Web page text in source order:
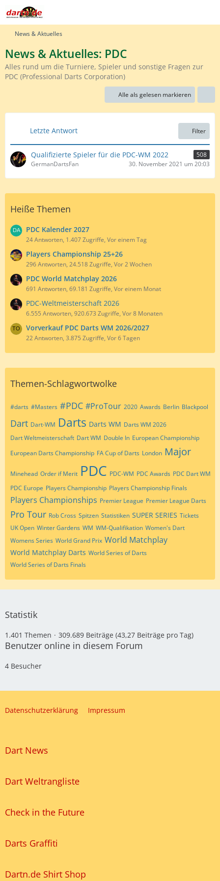
News & Aktuelles
News & Aktuelles: PDC
Alles rund um die Turniere, Spieler und sonstige Fragen zur
PDC (Professional Darts Corporation)
Alle als gelesen markieren
Letzte Antwort Filter
Qualifizierte Spieler für die PDC-WM 2022
508
GermanDartsFan
30. November 2021 um 20:03
Heiße Themen
PDC Kalender 2027
24 Antworten, 1.407 Zugriffe, Vor einem Tag
Players Championship 25+26
296 Antworten, 24.518 Zugriffe, Vor 2 Wochen
PDC World Matchplay 2026
691 Antworten, 69.181 Zugriffe, Vor einem Monat
PDC-Weltmeisterschaft 2026
6.555 Antworten, 920.673 Zugriffe, Vor 8 Monaten
Vorverkauf PDC Darts WM 2026/2027
22 Antworten, 3.875 Zugriffe, Vor 6 Tagen
Themen-Schlagwortwolke
#darts #Masters #PDC #ProTour 2020 Awards Berlin Blackpool
Dart Dart-WM Darts Darts WM Darts WM 2026
Dart Weltmeisterschaft Dart WM Double In European Championship
European Darts Championship FA Cup of Darts London Major
Minehead Order if Merit PDC PDC-WM PDC Awards PDC Dart WM
PDC Europe Players Championship Players Championship Finals
Players Championships Premier League Premier League Darts
Pro Tour Rob Cross Spitzen Statistiken SUPER SERIES Tickets
UK Open Winter Gardens WM WM-Qualifikation Women's Dart
Womens Series World Grand Prix World Matchplay
World Matchplay Darts World Series of Darts
World Series of Darts Finals
Statistik
1.401 Themen 309.689 Beiträge (43,27 Beiträge pro Tag)
Benutzer online in diesem Forum
4 Besucher
Datenschutzerklärung Impressum
Dart News
Dart Weltrangliste
Check in the Future
Darts Graffiti
Dartn.de Shirt Shop